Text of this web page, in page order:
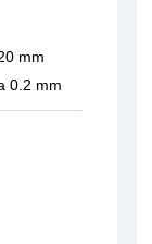
mm
0.2 mm